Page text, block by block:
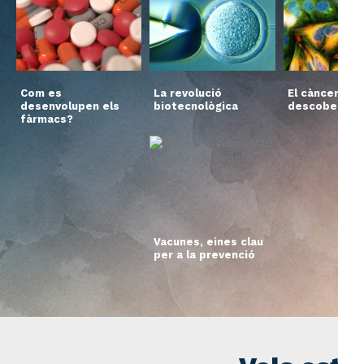
Com es
desenvolupen els
fàrmacs?
La revolució
biotecnològica
El
Vacunes, eines clau
per a la prevenció